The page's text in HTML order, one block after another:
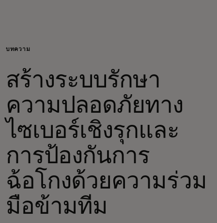
สำหรับธุรกิจ
เพื่อโลก
สำหรับผู้สร้างนวัตกรรม
ข่าวสารและแนวโน้ม
บทความ
สร้างระบบรักษา
ความปลอดภัยทาง
ไซเบอร์เชิงรุกและ
การป้องกันการ
ฉ้อโกงด้วยความร่วม
มือข้ามทีม